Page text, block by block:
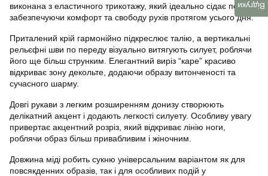
виконана з еластичного трикотажу, який ідеально сідає по тілу,
забезпечуючи комфорт та свободу рухів протягом усього дня.
Приталений крій гармонійно підкреслює талію, а вертикальні
рельєфні шви по переду візуально витягують силует, роблячи
його ще більш струнким. Елегантний виріз “каре” красиво
відкриває зону декольте, додаючи образу витонченості та
сучасного шарму.
Довгі рукави з легким розширенням донизу створюють
делікатний акцент і додають легкості силуету. Особливу увагу
привертає акцентний розріз, який відкриває лінію ноги,
роблячи образ більш привабливим і жіночним.
Довжина міді робить сукню універсальним варіантом як для
повсякденних образів, так і для особливих подій у
Відгуки